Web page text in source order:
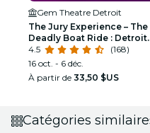
Gem Theatre Detroit
The Jury Experience – The
Deadly Boat Ride : Detroit
rendra-t-il justice ?
4.5
(168)
16 oct. - 6 déc.
À partir de 33,50 $US
Catégories